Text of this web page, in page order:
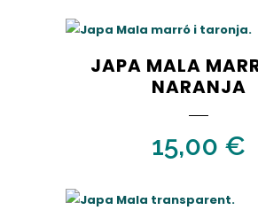
JAPA MALA
NARANJA
15,00 €